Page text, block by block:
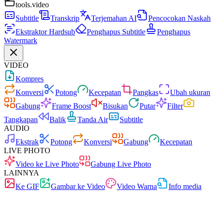
tools.video
Subtitle
Transkrip Terjemahan AI
Pencocokan Naskah
Ekstraktor Hardsub
Penghapus Subtitle
Penghapus
Watermark
VIDEO
Kompres
Konversi
Potong Kecepatan Pangkas
Ubah ukuran
Gabung
Frame Boost Bisukan Putar
Filter
Tangkapan
Balik Tanda Air
Subtitle
AUDIO
Ekstrak
Potong Konversi Gabung
Kecepatan
LIVE PHOTO
Video ke Live Photo
Gabung Live Photo
LAINNYA
Ke GIF
Gambar ke Video Video Warna
Info media